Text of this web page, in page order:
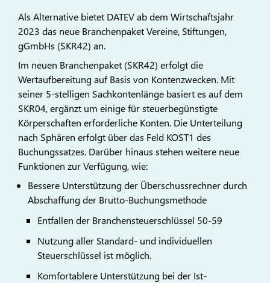
Als Alternative bietet DATEV ab dem Wirtschaftsjahr
2023 das neue Branchenpaket Vereine, Stiftungen,
gGmbHs (SKR42) an.
Im neuen Branchenpaket (SKR42) erfolgt die
Wertaufbereitung auf Basis von Kontenzwecken. Mit
seiner 5-stelligen Sachkontenlänge basiert es auf dem
SKR04, ergänzt um einige für steuerbegünstigte
Körperschaften erforderliche Konten. Die Unterteilung
nach Sphären erfolgt über das Feld KOST1 des
Buchungssatzes. Darüber hinaus stehen weitere neue
Funktionen zur Verfügung, wie:
Bessere Unterstützung der Überschussrechner durch
Abschaffung der Brutto-Buchungsmethode
Entfallen der Branchensteuerschlüssel 50-59
Nutzung aller Standard- und individuellen
Steuerschlüssel ist möglich.
Komfortablere Unterstützung bei der Ist-